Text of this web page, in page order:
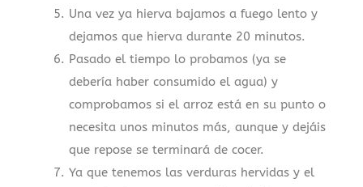
Una vez ya hierva bajamos a fuego lento y
dejamos que hierva durante 20 minutos.
Pasado el tiempo lo probamos (ya se
debería haber consumido el agua) y
comprobamos si el arroz está en su punto o
necesita unos minutos más, aunque y dejáis
que repose se terminará de cocer.
Ya que tenemos las verduras hervidas y el